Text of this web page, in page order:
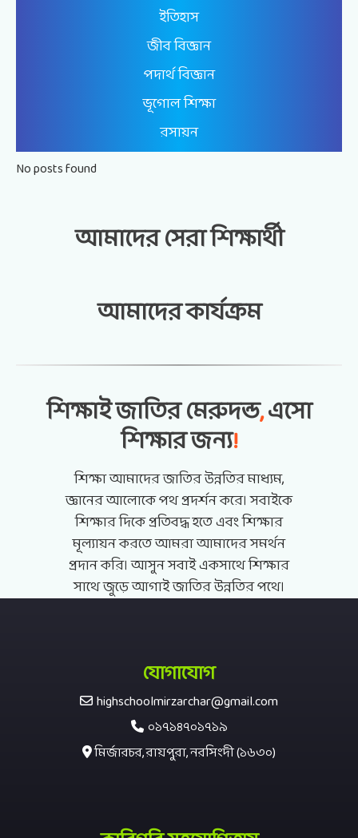
ইতিহাস
জীব বিজ্ঞান
পদার্থ বিজ্ঞান
ভূগোল শিক্ষা
রসায়ন
No posts found
আমাদের সেরা শিক্ষার্থী
আমাদের কার্যক্রম
ভিডিও গ্যালারি
আমাদের ঠিকানা
মির্জারচর, রায়পুরা, নরসিংদী(১৬৩০)
শিক্ষাই জাতির মেরুদন্ড,এসো
শিক্ষার জন্য!
শিক্ষা আমাদের জাতির উন্নতির মাধ্যম,
জ্ঞানের আলোকে পথ প্রদর্শন করে। সবাইকে
শিক্ষার দিকে প্রতিবদ্ধ হতে এবং শিক্ষার
মূল্যায়ন করতে আমরা আমাদের সমর্থন
প্রদান করি। আসুন সবাই একসাথে শিক্ষার
সাথে জুড়ে আগাই জাতির উন্নতির পথে।
যোগাযোগ
highschoolmirzarchar@gmail.com
০১৭১৪৭০১৭১৯
মির্জারচর, রায়পুরা, নরসিংদী (১৬৩০)